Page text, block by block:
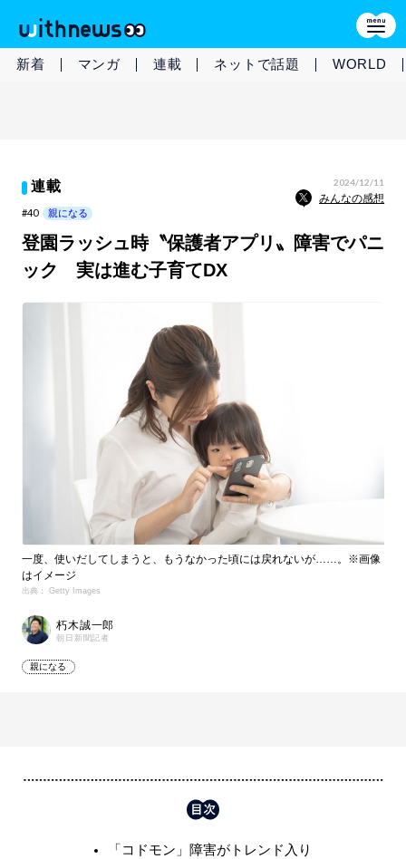
新着 マンガ 連載 ネットで話題 WORLD
連載 2024/12/11
みんなの感想
#40 親になる
登園ラッシュ時〝保護者アプリ〟障害でパニ
ック 実は進む子育てDX
一度、使いだしてしまうと、もうなかった頃には戻れないが……。※画像
はイメージ
出典： Getty Images
朽木誠一郎
朝日新聞記者
親になる
「コドモン」障害がトレンド入り